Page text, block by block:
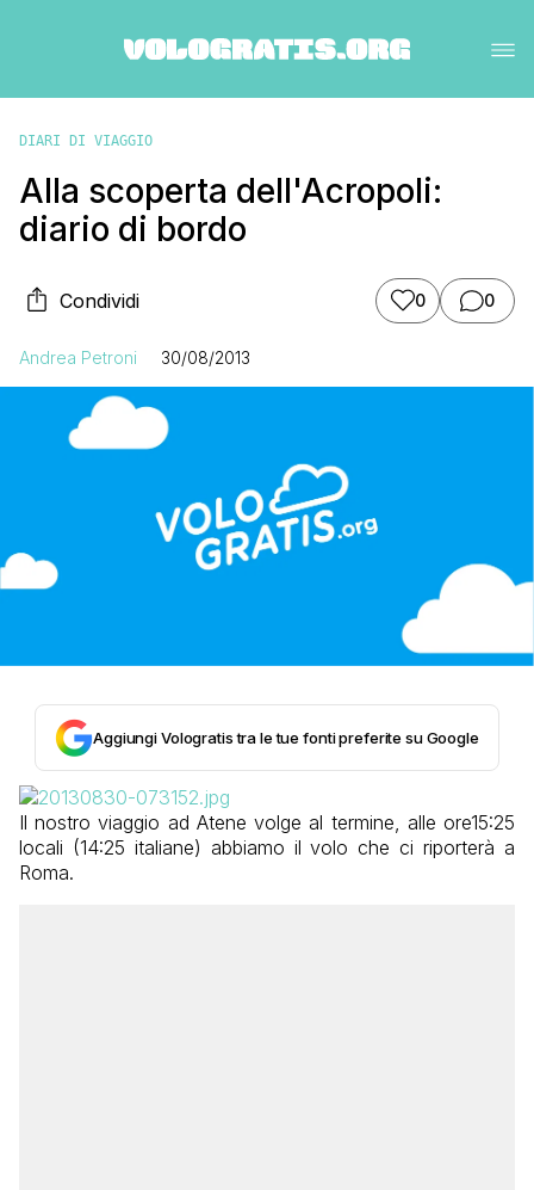
DIARI DI VIAGGIO
Alla scoperta dell'Acropoli:
diario di bordo
Condividi 0 0
Andrea Petroni 30/08/2013
Aggiungi Vologratis tra le tue fonti preferite su Google
Il nostro viaggio ad Atene volge al termine, alle ore15:25
locali (14:25 italiane) abbiamo il volo che ci riporterà a
Roma.